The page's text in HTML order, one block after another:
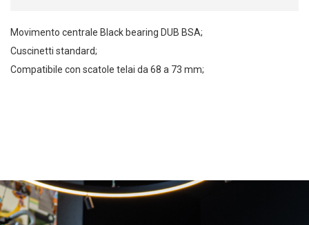
Movimento centrale Black bearing DUB BSA;
Cuscinetti standard;
Compatibile con scatole telai da 68 a 73 mm;